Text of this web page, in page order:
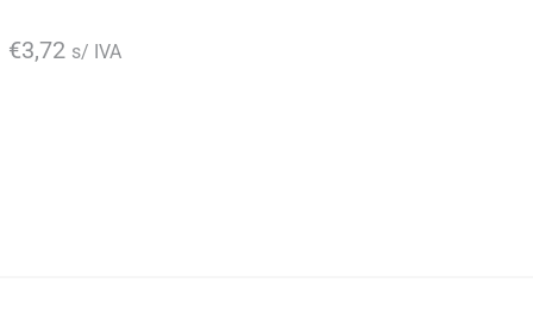
€3,72 s/ IVA